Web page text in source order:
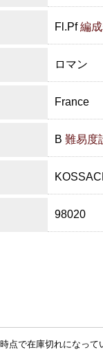
Fl.Pf編
ロマン
France
B 難易度
98020
で在庫切れになって